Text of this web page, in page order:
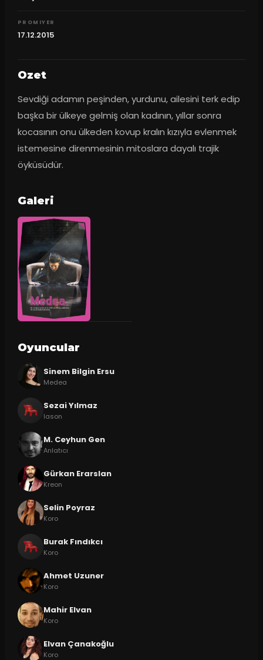
PROMIYER
17.12.2015
Ozet
Sevdiği adamın peşinden, yurdunu, ailesini terk edip
başka bir ülkeye gelmiş olan kadının, yıllar sonra
kocasının onu ülkeden kovup kralın kızıyla evlenmek
istemesine direnmesinin mitoslara dayalı trajik
öyküsüdür.
Galeri
Oyuncular
Sinem Bilgin Ersu
Medea
Sezai Yılmaz
Iason
M. Ceyhun Gen
Anlatıcı
Gürkan Erarslan
Kreon
Selin Poyraz
Koro
Burak Fındıkcı
Koro
Ahmet Uzuner
Koro
Mahir Elvan
Koro
Elvan Çanakoğlu
Koro